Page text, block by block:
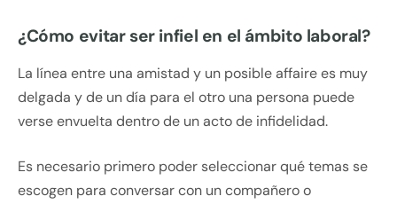
¿Cómo evitar ser infiel en el ámbito laboral?
La línea entre una amistad y un posible affaire es muy
delgada y de un día para el otro una persona puede
verse envuelta dentro de un acto de infidelidad.
Es necesario primero poder seleccionar qué temas se
escogen para conversar con un compañero o